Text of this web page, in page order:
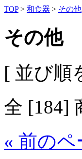
TOP> 和食器 > その他
その他
[ 並び順
全 [184]
« 前のペ